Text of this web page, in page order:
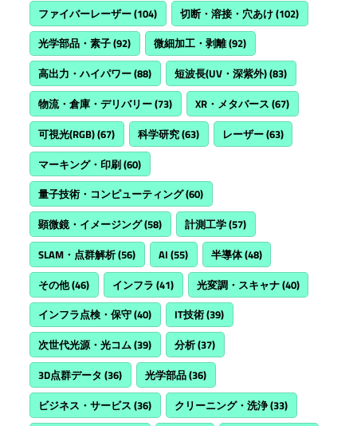
ファイバーレーザー(104) 切断・溶接・穴あけ(102)
光学部品・素子(92) 微細加工・剥離(92)
高出力・ハイパワー(88) 短波長(UV・深紫外)(83)
物流・倉庫・デリバリー(73) XR・メタバース (67)
可視光(RGB)(67) 科学研究(63) レーザー(63)
マーキング・印刷(60)
量子技術・コンピューティング(60)
顕微鏡・イメージング(58) 計測工学(57)
SLAM・点群解析(56) AI (55) 半導体(48)
その他(46) インフラ (41) 光変調・スキャナ(40)
インフラ点検・保守(40) IT技術(39)
次世代光源・光コム(39) 分析(37)
3D点群データ (36) 光学部品(36)
ビジネス・サービス (36) クリーニング・洗浄(33)